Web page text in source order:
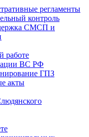
регламенты
контроль
СМСП и
работе
ВС РФ
ГПЗ
акты